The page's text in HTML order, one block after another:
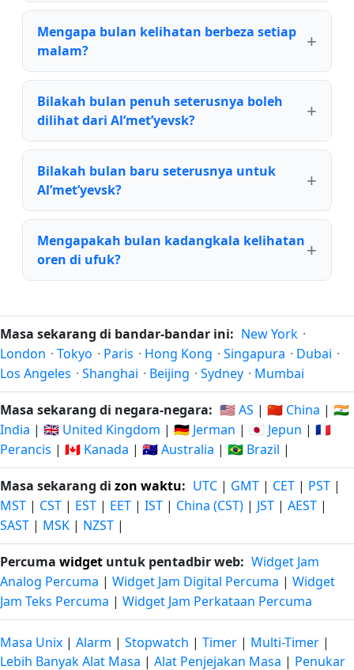
Mengapa bulan kelihatan berbeza setiap
malam?
Bilakah bulan penuh seterusnya boleh
dilihat dari Al’met’yevsk?
Bilakah bulan baru seterusnya untuk
Al’met’yevsk?
Mengapakah bulan kadangkala kelihatan
oren di ufuk?
Masa sekarang di bandar-bandar ini: New York ·
London · Tokyo · Paris · Hong Kong · Singapura · Dubai ·
Los Angeles · Shanghai · Beijing · Sydney · Mumbai
Masa sekarang di negara-negara: 🇺🇸 AS | 🇨🇳 China | 🇮🇳
India | 🇬🇧 United Kingdom | 🇩🇪 Jerman | 🇯🇵 Jepun | 🇫🇷
Perancis | 🇨🇦 Kanada | 🇦🇺 Australia | 🇧🇷 Brazil |
Masa sekarang di zon waktu: UTC | GMT | CET | PST |
MST | CST | EST | EET | IST | China (CST) | JST | AEST |
SAST | MSK | NZST |
Percuma widget untuk pentadbir web: Widget Jam
Analog Percuma | Widget Jam Digital Percuma | Widget
Jam Teks Percuma | Widget Jam Perkataan Percuma
Masa Unix | Alarm | Stopwatch | Timer | Multi-Timer |
Lebih Banyak Alat Masa | Alat Penjejakan Masa | Penukar